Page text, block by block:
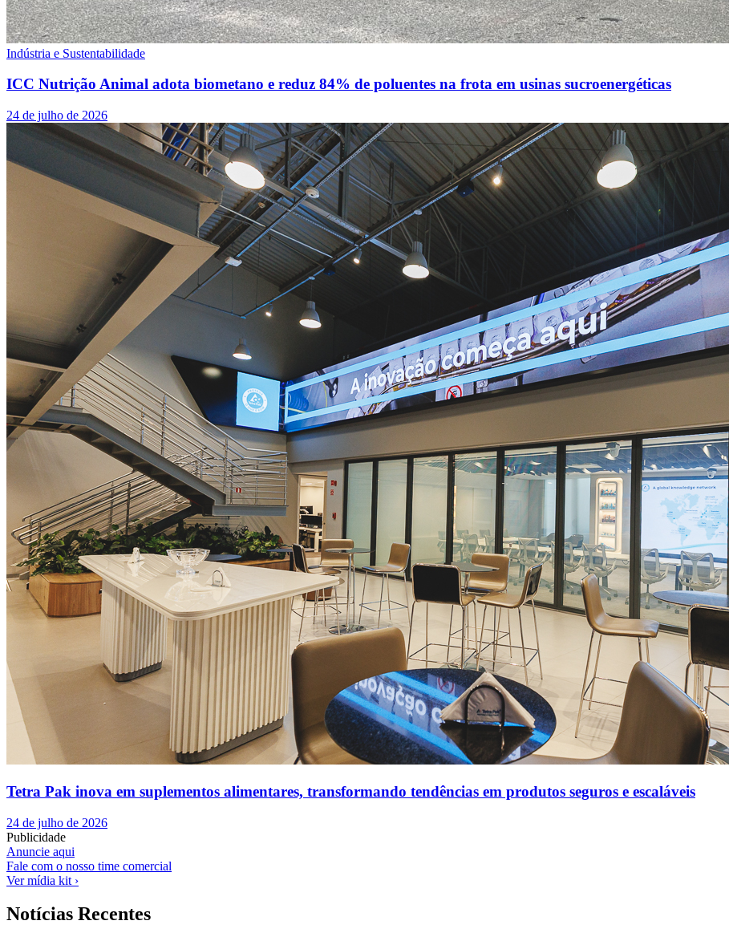
Indústria e Sustentabilidade
ICC Nutrição Animal adota biometano e reduz 84% de poluentes na frota em usinas sucroenergéticas
24 de julho de 2026
Tetra Pak inova em suplementos alimentares, transformando tendências em produtos seguros e escaláveis
24 de julho de 2026
Publicidade
Anuncie aqui
Fale com o nosso time comercial
Ver mídia kit ›
Notícias Recentes